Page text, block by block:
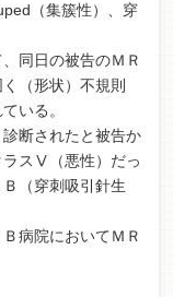
（集簇性）、穿
同日の被告のＭＲ
（形状）不規則
いる。
断されたと被告か
ラスⅤ（悪性）だっ
（穿刺吸引針生
病院においてＭＲ